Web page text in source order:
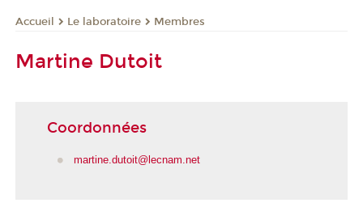
Accueil Le laboratoire Membres
Martine Dutoit
Coordonnées
martine.dutoit@lecnam.net